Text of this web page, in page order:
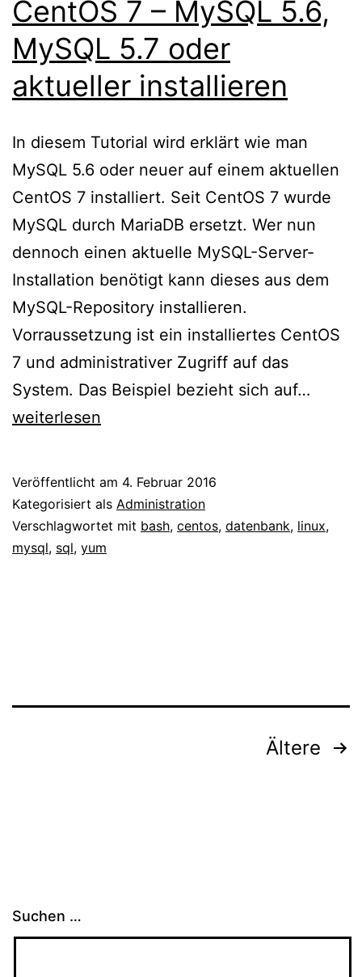
CentOS 7 – MySQL 5.6,
MySQL 5.7 oder
aktueller installieren
In diesem Tutorial wird erklärt wie man
MySQL 5.6 oder neuer auf einem aktuellen
CentOS 7 installiert. Seit CentOS 7 wurde
MySQL durch MariaDB ersetzt. Wer nun
dennoch einen aktuelle MySQL-Server-
Installation benötigt kann dieses aus dem
MySQL-Repository installieren.
Vorraussetzung ist ein installiertes CentOS
7 und administrativer Zugriff auf das
System. Das Beispiel bezieht sich auf…
weiterlesen
Veröffentlicht am 4. Februar 2016
Kategorisiert als Administration
Verschlagwortet mit bash, centos, datenbank, linux,
mysql, sql, yum
Seitennummerierung
Ältere
Suchen …